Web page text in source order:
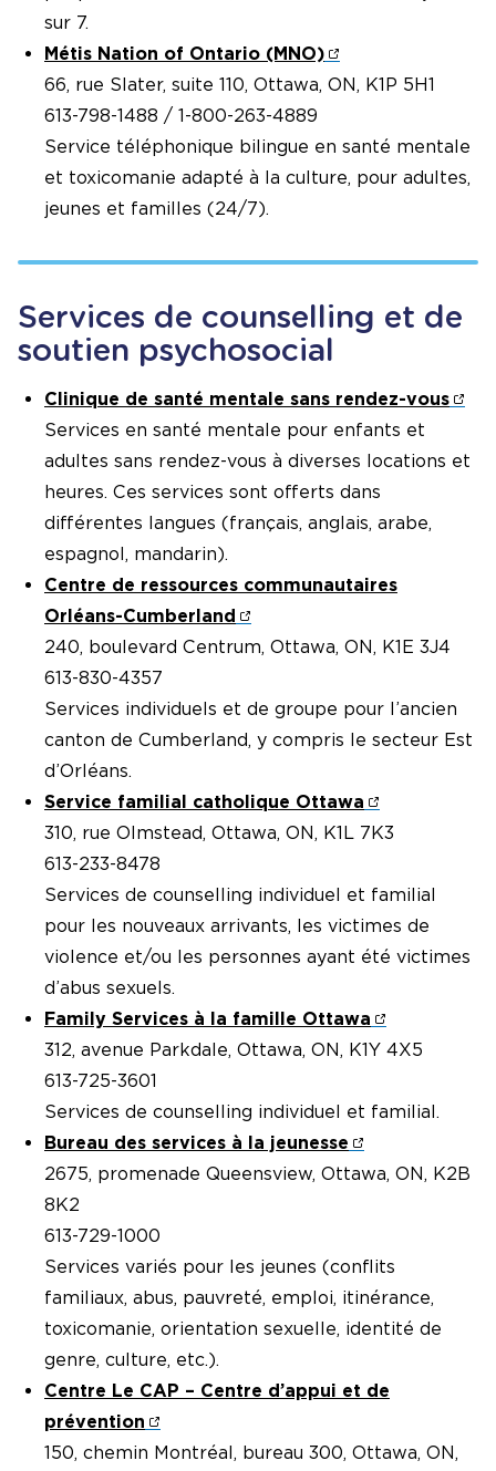
sur 7.
Métis Nation of Ontario (MNO)
66, rue Slater, suite 110, Ottawa, ON, K1P 5H1
613-798-1488 / 1-800-263-4889
Service téléphonique bilingue en santé mentale
et toxicomanie adapté à la culture, pour adultes,
jeunes et familles (24/7).
Services de counselling et de
soutien psychosocial
Clinique de santé mentale sans rendez-vous
Services en santé mentale pour enfants et
adultes sans rendez-vous à diverses locations et
heures. Ces services sont offerts dans
différentes langues (français, anglais, arabe,
espagnol, mandarin).
Centre de ressources communautaires
Orléans-Cumberland
240, boulevard Centrum, Ottawa, ON, K1E 3J4
613-830-4357
Services individuels et de groupe pour l’ancien
canton de Cumberland, y compris le secteur Est
d’Orléans.
Service familial catholique Ottawa
310, rue Olmstead, Ottawa, ON, K1L 7K3
613-233-8478
Services de counselling individuel et familial
pour les nouveaux arrivants, les victimes de
violence et/ou les personnes ayant été victimes
d’abus sexuels.
Family Services à la famille Ottawa
312, avenue Parkdale, Ottawa, ON, K1Y 4X5
613-725-3601
Services de counselling individuel et familial.
Bureau des services à la jeunesse
2675, promenade Queensview, Ottawa, ON, K2B
8K2
613-729-1000
Services variés pour les jeunes (conflits
familiaux, abus, pauvreté, emploi, itinérance,
toxicomanie, orientation sexuelle, identité de
genre, culture, etc.).
Centre Le CAP – Centre d’appui et de
prévention
150, chemin Montréal, bureau 300, Ottawa, ON,